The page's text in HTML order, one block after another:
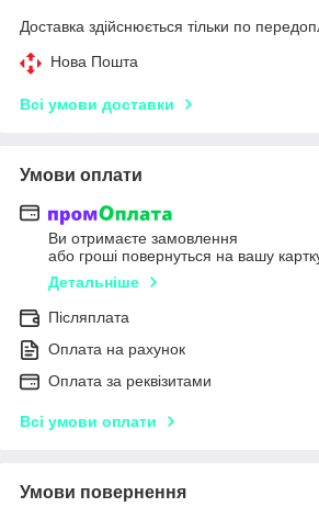
Доставка здійснюється тільки по
Нова Пошта
Всі умови доставки
Умови оплати
Ви отримаєте замовлення
або гроші повернуться на вашу
Детальніше
Післяплата
Оплата на рахунок
Оплата за реквізитами
Всі умови оплати
Умови повернення